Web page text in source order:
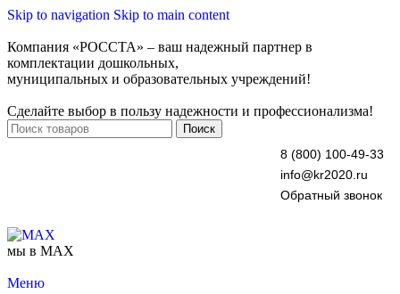
Skip to navigation Skip to main content
Компания «РОССТА» – ваш надежный партнер в
комплектации дошкольных,
муниципальных и образовательных учреждений!
Сделайте выбор в пользу надежности и профессионализма!
Поиск
8 (800) 100-49-33
info@kr2020.ru
Обратный звонок
мы в MAX
Меню